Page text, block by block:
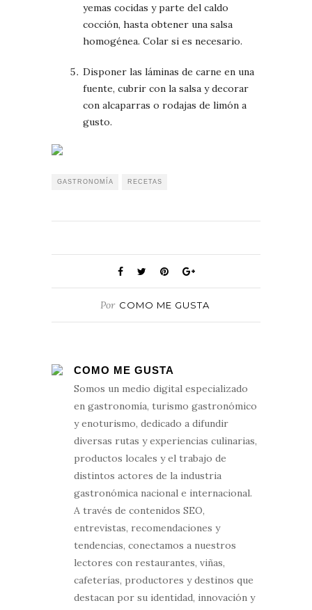
yemas cocidas y parte del caldo
cocción, hasta obtener una salsa
homogénea. Colar si es necesario.
Disponer las láminas de carne en una
fuente, cubrir con la salsa y decorar
con alcaparras o rodajas de limón a
gusto.
GASTRONOMÍA RECETAS
Por COMO ME GUSTA
COMO ME GUSTA
Somos un medio digital especializado
en gastronomía, turismo gastronómico
y enoturismo, dedicado a difundir
diversas rutas y experiencias culinarias,
productos locales y el trabajo de
distintos actores de la industria
gastronómica nacional e internacional.
A través de contenidos SEO,
entrevistas, recomendaciones y
tendencias, conectamos a nuestros
lectores con restaurantes, viñas,
cafeterías, productores y destinos que
destacan por su identidad, innovación y